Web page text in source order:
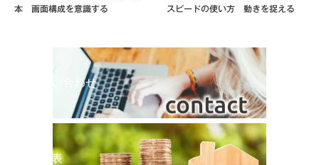
本 画面構成を意識する
スピードの使い方 動きを捉える
お問い合わせ
料金表